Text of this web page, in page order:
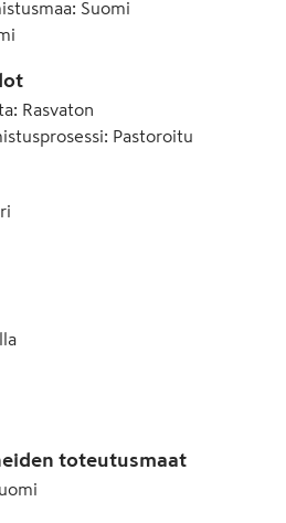
Suomi
: Rasvaton
: Pastoroitu
toteutusmaat